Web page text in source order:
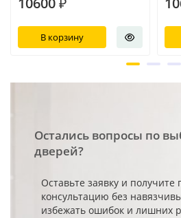
В корзину
Остались вопросы по
дверей?
Оставьте заявку и
консультацию без
избежать ошибок и лишних